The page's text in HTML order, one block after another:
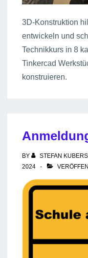
3D-Konstruktion
entwickeln und
Technikkurs in 8
Tinkercad
konstruieren.
BY STEFAN
2024